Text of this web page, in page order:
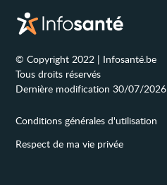
© Copyright 2022 | Infosanté.be
Tous droits réservés
Dernière modification 30/07/2026
Conditions générales d'utilisation
Respect de ma vie privée